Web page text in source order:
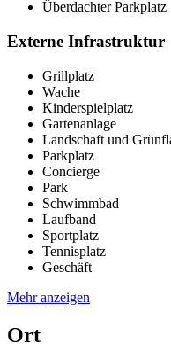
Überdachter Parkplatz
Externe Infrastruktur
Grillplatz
Wache
Kinderspielplatz
Gartenanlage
Landschaft und
Parkplatz
Concierge
Park
Schwimmbad
Laufband
Sportplatz
Tennisplatz
Geschäft
Mehr anzeigen
Ort